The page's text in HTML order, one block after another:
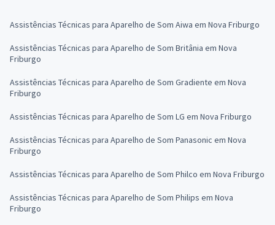
Assistências Técnicas para Aparelho de Som Aiwa em Nova Friburgo
Assistências Técnicas para Aparelho de Som Britânia em Nova
Friburgo
Assistências Técnicas para Aparelho de Som Gradiente em Nova
Friburgo
Assistências Técnicas para Aparelho de Som LG em Nova Friburgo
Assistências Técnicas para Aparelho de Som Panasonic em Nova
Friburgo
Assistências Técnicas para Aparelho de Som Philco em Nova Friburgo
Assistências Técnicas para Aparelho de Som Philips em Nova
Friburgo